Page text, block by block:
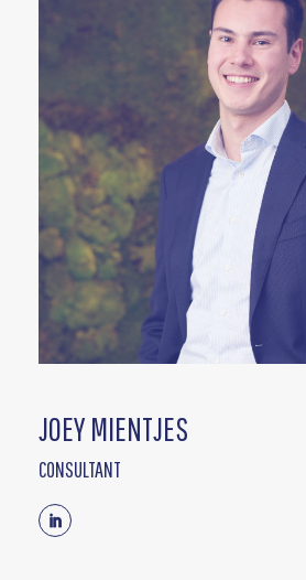
JOEY MIENTJES
CONSULTANT
Linkedin